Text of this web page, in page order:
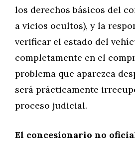
los derechos básicos del
a vicios ocultos), y la
verificar el estado del
completamente en el
problema que aparezca
será prácticamente
proceso judicial.
El concesionario no